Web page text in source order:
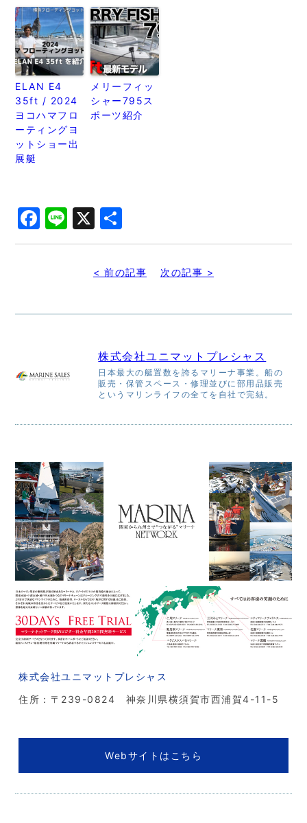
ELAN E4
35ft / 2024
ヨコハマフロ
ーティングヨ
ットショー出
展艇
メリーフィッ
シャー795ス
ポーツ紹介
Facebook
Line
X
有
< 前の記事 次の記事 >
株式会社ユニマットプレシャス
日本最大の艇置数を誇るマリーナ事業。船の
販売・保管スペース・修理並びに部用品販売
というマリンライフの全てを自社で完結。
株式会社ユニマットプレシャス
住所：〒239-0824 神奈川県横須賀市西浦賀4-11-5
Webサイトはこちら